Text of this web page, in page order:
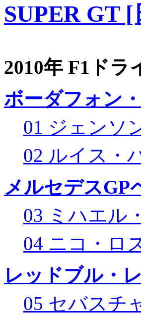
SUPER GT [
2010年 F1ドラ
ボーダフォン
01 ジェンソ
02 ルイス・
メルセデスGP
03 ミハエル
04 ニコ・ロ
レッドブル・
05 セバスチ